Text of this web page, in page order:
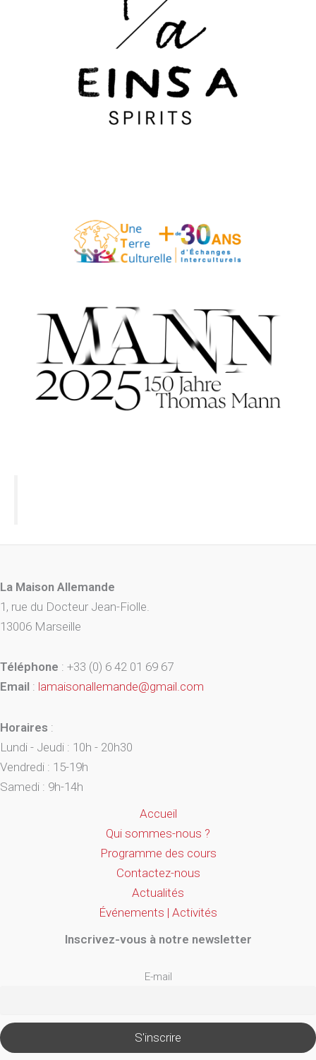
La Maison Allemande
1, rue du Docteur Jean-Fiolle.
13006 Marseille
Téléphone : +33 (0) 6 42 01 69 67
Email : lamaisonallemande@gmail.com
Horaires :
Lundi - Jeudi : 10h - 20h30
Vendredi : 15-19h
Samedi : 9h-14h
Accueil
Qui sommes-nous ?
Programme des cours
Contactez-nous
Actualités
Événements | Activités
Inscrivez-vous à notre newsletter
E-mail